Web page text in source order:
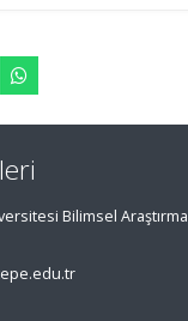
Bilimsel